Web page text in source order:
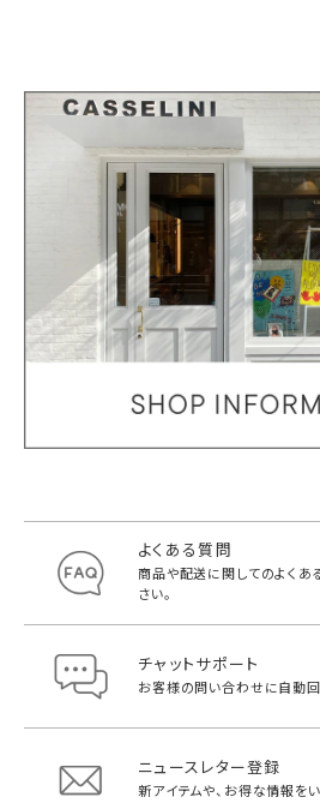
よくある質問
商品や配送に関してのよくあ
さい。
チャットサポート
お客様の問い合わせに自動
ニュースレター登録
新アイテムや、お得な情報を